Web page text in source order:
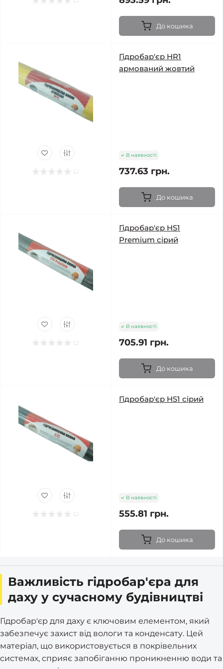
До кошика
Гідробар'єр HR1
армований жовтий
В наявності
737.63 грн.
До кошика
Гідробар'єр HS1
Premium сірий
В наявності
705.91 грн.
До кошика
Гідробар'єр HS1 сірий
В наявності
555.81 грн.
До кошика
Важливість гідробар'єра для
даху у сучасному будівництві
Гідробар'єр для даху є ключовим елементом, який
забезпечує захист від вологи та конденсату. Цей
матеріал, що використовується в покрівельних
системах, сприяє запобіганню проникненню води та